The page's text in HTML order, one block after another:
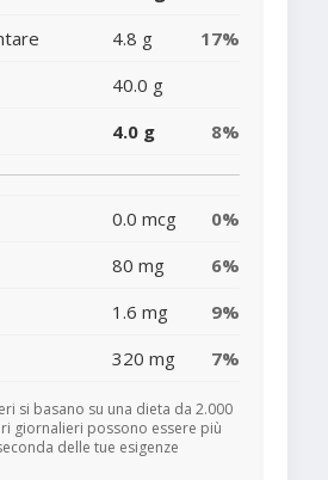
4.8 g
17%
40.0 g
4.0 g 8%
0.0 mcg
0%
80 mg
6%
1.6 mg
9%
320 mg 7%
si basano su una dieta da 2.000
giornalieri possono essere più
delle tue esigenze